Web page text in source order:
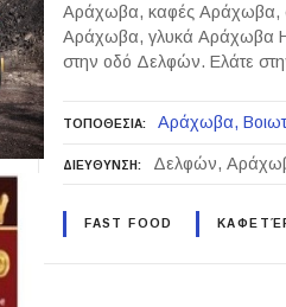
Αράχωβα, καφές Αράχωβα,
Αράχωβα, γλυκά Αράχωβα Η
στην οδό Δελφών. Ελάτε
ΤΟΠΟΘΕΣΙΑ Αράχωβα
ΔΙΕΥΘΥΝΣΗ Δελφών,
FAST FOOD